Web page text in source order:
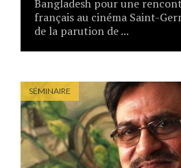
Bangladesh pour une
français au cinéma Saint-
de la parution de ...
SÉMINAIRE